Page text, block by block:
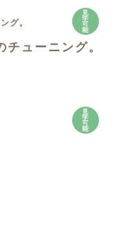
見
学
可
能
ューニング。
見
学
可
能